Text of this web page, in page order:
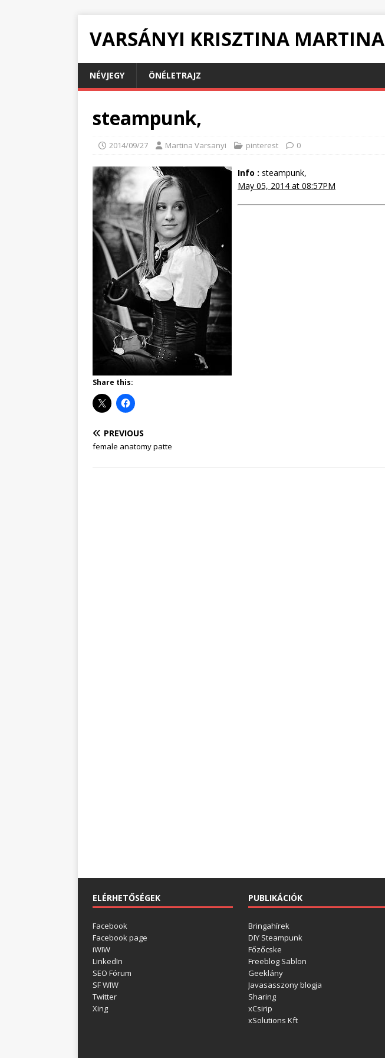
VARSÁNYI KRISZTINA MARTINA
NÉVJEGY ÖNÉLETRAJZ
steampunk,
2014/09/27 Martina Varsanyi pinterest 0
Info : steampunk,
May 05, 2014 at 08:57PM
Share this:
PREVIOUS
female anatomy patte
ELÉRHETŐSÉGEK
Facebook
Facebook page
iWIW
LinkedIn
SEO Fórum
SF WIW
Twitter
Xing
PUBLIKÁCIÓK
Bringahírek
DIY Steampunk
Főzőcske
Freeblog Sablon
Geeklány
Javasasszony blogja
Sharing
xCsirip
xSolutions Kft